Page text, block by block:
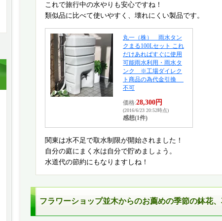
これで旅行中の水やりも安心ですね！
類似品に比べて使いやすく、壊れにくい製品です。
丸一（株） 雨水タン
クまる100Lセット これ
だけあればすぐに使用
可能雨水利用・雨水タ
ンク ※工場ダイレク
ト商品の為代金引換
不可
価格:28,300円
(2016/6/23 20:52時点)
感想(1件)
関東は水不足で取水制限が開始されました！
自分の庭にまく水は自分で貯めましょう。
水道代の節約にもなりますしね！
フラワーショップ並木からのお薦めの季節の鉢花